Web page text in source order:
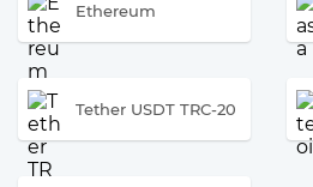
Ethereum
Tether USDT TRC-20